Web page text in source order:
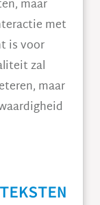
maar
met
is voor
zal
maar